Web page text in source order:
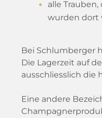
alle
wurden dort
Bei Schlumberger
Die Lagerzeit auf
ausschliesslich die
Eine andere